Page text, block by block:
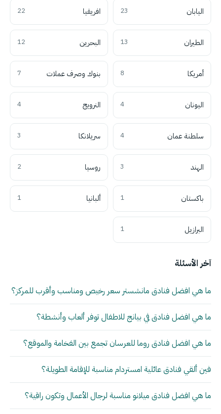
اليابان 23 افريقيا 22
الطيران 13 البحرين 12
أمريكا 8 بنوك وصرف عملات 7
اليونان 4 النرويج 4
سلطنة عمان 4 سريلانكا 3
الهند 3 روسيا 2
باكستان 1 ألبانيا 1
البرازيل 1
آخر الأسئلة
ما هي افضل فنادق مانشستر سعر رخيص ومناسب وأقرب للمركز؟
ما هي افضل فنادق في بيانج للاطفال توفر ألعاب وأنشطة؟
ما هي افضل فنادق روما للعرسان تجمع بين الفخامة والموقع؟
فين ألقي فنادق عائلية امستردام مناسبة للإقامة الطويلة؟
ما هي افضل فنادق ميلانو مناسبة لرجال الأعمال وتكون راقية؟